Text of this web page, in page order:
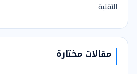
التقنية
مقالات مختارة